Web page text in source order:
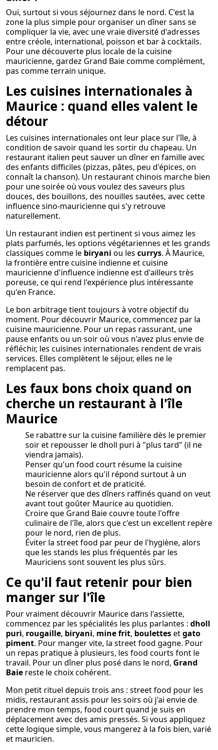
Oui, surtout si vous séjournez dans le nord. C'est la
zone la plus simple pour organiser un dîner sans se
compliquer la vie, avec une vraie diversité d'adresses
entre créole, international, poisson et bar à cocktails.
Pour une découverte plus locale de la cuisine
mauricienne, gardez Grand Baie comme complément,
pas comme terrain unique.
Les cuisines internationales à
Maurice : quand elles valent le
détour
Les cuisines internationales ont leur place sur l'île, à
condition de savoir quand les sortir du chapeau. Un
restaurant italien peut sauver un dîner en famille avec
des enfants difficiles (pizzas, pâtes, peu d'épices, on
connaît la chanson). Un restaurant chinois marche bien
pour une soirée où vous voulez des saveurs plus
douces, des bouillons, des nouilles sautées, avec cette
influence sino-mauricienne qui s'y retrouve
naturellement.
Un restaurant indien est pertinent si vous aimez les
plats parfumés, les options végétariennes et les grands
classiques comme le biryani ou les currys. À Maurice,
la frontière entre cuisine indienne et cuisine
mauricienne d'influence indienne est d'ailleurs très
poreuse, ce qui rend l'expérience plus intéressante
qu'en France.
Le bon arbitrage tient toujours à votre objectif du
moment. Pour découvrir Maurice, commencez par la
cuisine mauricienne. Pour un repas rassurant, une
pause enfants ou un soir où vous n'avez plus envie de
réfléchir, les cuisines internationales rendent de vrais
services. Elles complètent le séjour, elles ne le
remplacent pas.
Les faux bons choix quand on
cherche un restaurant à l'île
Maurice
Se rabattre sur la cuisine familière dès le premier
soir et repousser le dholl puri à "plus tard" (il ne
viendra jamais).
Penser qu'un food court résume la cuisine
mauricienne alors qu'il répond surtout à un
besoin de confort et de praticité.
Ne réserver que des dîners raffinés quand on veut
avant tout goûter Maurice au quotidien.
Croire que Grand Baie couvre toute l'offre
culinaire de l'île, alors que c'est un excellent repère
pour le nord, rien de plus.
Éviter la street food par peur de l'hygiène, alors
que les stands les plus fréquentés par les
Mauriciens sont souvent les plus sûrs.
Ce qu'il faut retenir pour bien
manger sur l'île
Pour vraiment découvrir Maurice dans l'assiette,
commencez par les spécialités les plus parlantes : dholl
puri, rougaille, biryani, mine frit, boulettesetgato
piment. Pour manger vite, la street food gagne. Pour
un repas pratique à plusieurs, les food courts font le
travail. Pour un dîner plus posé dans le nord, Grand
Baie reste le choix cohérent.
Mon petit rituel depuis trois ans : street food pour les
midis, restaurant assis pour les soirs où j'ai envie de
prendre mon temps, food court quand je suis en
déplacement avec des amis pressés. Si vous appliquez
cette logique simple, vous mangerez à la fois bien, varié
et mauricien.